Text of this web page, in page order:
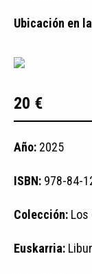
Ubicación en
20 €
Año: 2025
ISBN: 978-84-
Colección: Los
Euskarria: